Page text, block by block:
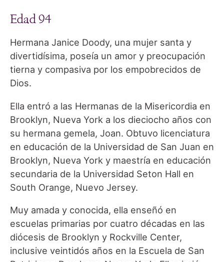
Edad 94
Hermana Janice Doody, una mujer santa y
divertidísima, poseía un amor y preocupación
tierna y compasiva por los empobrecidos de
Dios.
Ella entró a las Hermanas de la Misericordia en
Brooklyn, Nueva York a los dieciocho años con
su hermana gemela, Joan. Obtuvo licenciatura
en educación de la Universidad de San Juan en
Brooklyn, Nueva York y maestría en educación
secundaria de la Universidad Seton Hall en
South Orange, Nuevo Jersey.
Muy amada y conocida, ella enseñó en
escuelas primarias por cuatro décadas en las
diócesis de Brooklyn y Rockville Center,
inclusive veintidós años en la Escuela de San